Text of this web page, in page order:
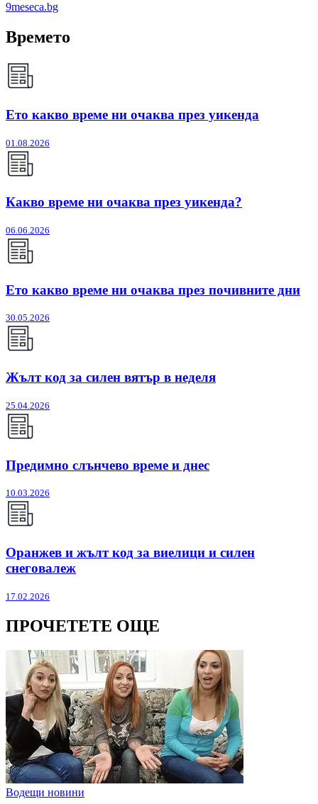
9meseca.bg
Времето
Ето какво време ни очаква през уикенда
01.08.2026
Какво време ни очаква през уикенда?
06.06.2026
Ето какво време ни очаква през почивните дни
30.05.2026
Жълт код за силен вятър в неделя
25.04.2026
Предимно слънчево време и днес
10.03.2026
Оранжев и жълт код за виелици и силен
снеговалеж
17.02.2026
ПРОЧЕТЕТЕ ОЩЕ
Водещи новини